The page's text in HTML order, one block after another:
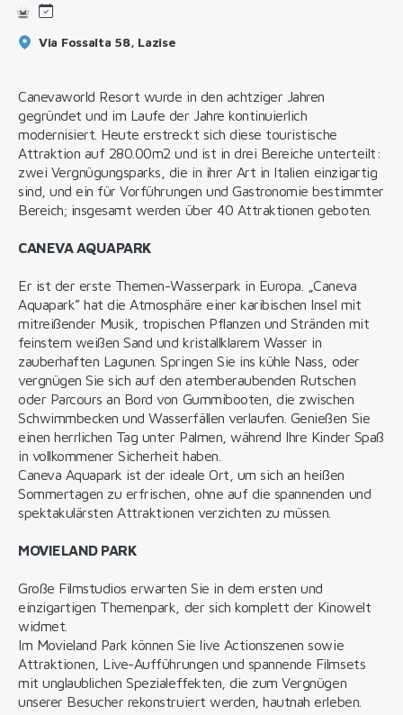
Via Fossalta 58, Lazise
Canevaworld Resort wurde in den achtziger Jahren
gegründet und im Laufe der Jahre kontinuierlich
modernisiert. Heute erstreckt sich diese touristische
Attraktion auf 280.00m2 und ist in drei Bereiche unterteilt:
zwei Vergnügungsparks, die in ihrer Art in Italien einzigartig
sind, und ein für Vorführungen und Gastronomie bestimmter
Bereich; insgesamt werden über 40 Attraktionen geboten.
CANEVA AQUAPARK
Er ist der erste Themen-Wasserpark in Europa. „Caneva
Aquapark” hat die Atmosphäre einer karibischen Insel mit
mitreißender Musik, tropischen Pflanzen und Stränden mit
feinstem weißen Sand und kristallklarem Wasser in
zauberhaften Lagunen. Springen Sie ins kühle Nass, oder
vergnügen Sie sich auf den atemberaubenden Rutschen
oder Parcours an Bord von Gummibooten, die zwischen
Schwimmbecken und Wasserfällen verlaufen. Genießen Sie
einen herrlichen Tag unter Palmen, während Ihre Kinder Spaß
in vollkommener Sicherheit haben.
Caneva Aquapark ist der ideale Ort, um sich an heißen
Sommertagen zu erfrischen, ohne auf die spannenden und
spektakulärsten Attraktionen verzichten zu müssen.
MOVIELAND PARK
Große Filmstudios erwarten Sie in dem ersten und
einzigartigen Themenpark, der sich komplett der Kinowelt
widmet.
Im Movieland Park können Sie live Actionszenen sowie
Attraktionen, Live-Aufführungen und spannende Filmsets
mit unglaublichen Spezialeffekten, die zum Vergnügen
unserer Besucher rekonstruiert werden, hautnah erleben.